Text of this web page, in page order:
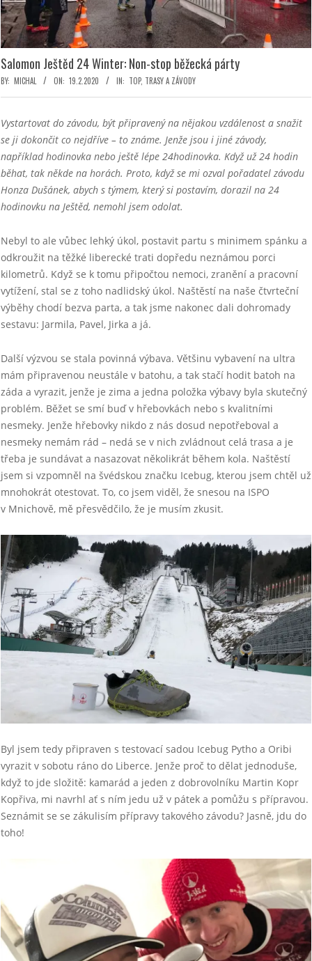
Salomon Ještěd 24 Winter: Non-stop běžecká párty
BY: MICHAL ON: 19.2.2020 IN: TOP, TRASY A ZÁVODY
Vystartovat do závodu, být připravený na nějakou vzdálenost a snažit
se ji dokončit co nejdříve – to známe. Jenže jsou i jiné závody,
například hodinovka nebo ještě lépe 24hodinovka. Když už 24 hodin
běhat, tak někde na horách. Proto, když se mi ozval pořadatel závodu
Honza Dušánek, abych s týmem, který si postavím, dorazil na 24
hodinovku na Ještěd, nemohl jsem odolat.
Nebyl to ale vůbec lehký úkol, postavit partu s minimem spánku a
odkroužit na těžké liberecké trati dopředu neznámou porci
kilometrů. Když se k tomu připočtou nemoci, zranění a pracovní
vytížení, stal se z toho nadlidský úkol. Naštěstí na naše čtvrteční
výběhy chodí bezva parta, a tak jsme nakonec dali dohromady
sestavu: Jarmila, Pavel, Jirka a já.
Další výzvou se stala povinná výbava. Většinu vybavení na ultra
mám připravenou neustále v batohu, a tak stačí hodit batoh na
záda a vyrazit, jenže je zima a jedna položka výbavy byla skutečný
problém. Běžet se smí buď v hřebovkách nebo s kvalitními
nesmeky. Jenže hřebovky nikdo z nás dosud nepotřeboval a
nesmeky nemám rád – nedá se v nich zvládnout celá trasa a je
třeba je sundávat a nasazovat několikrát během kola. Naštěstí
jsem si vzpomněl na švédskou značku Icebug, kterou jsem chtěl už
mnohokrát otestovat. To, co jsem viděl, že snesou na ISPO
v Mnichově, mě přesvědčilo, že je musím zkusit.
Byl jsem tedy připraven s testovací sadou Icebug Pytho a Oribi
vyrazit v sobotu ráno do Liberce. Jenže proč to dělat jednoduše,
když to jde složitě: kamarád a jeden z dobrovolníku Martin Kopr
Kopřiva, mi navrhl ať s ním jedu už v pátek a pomůžu s přípravou.
Seznámit se se zákulisím přípravy takového závodu? Jasně, jdu do
toho!